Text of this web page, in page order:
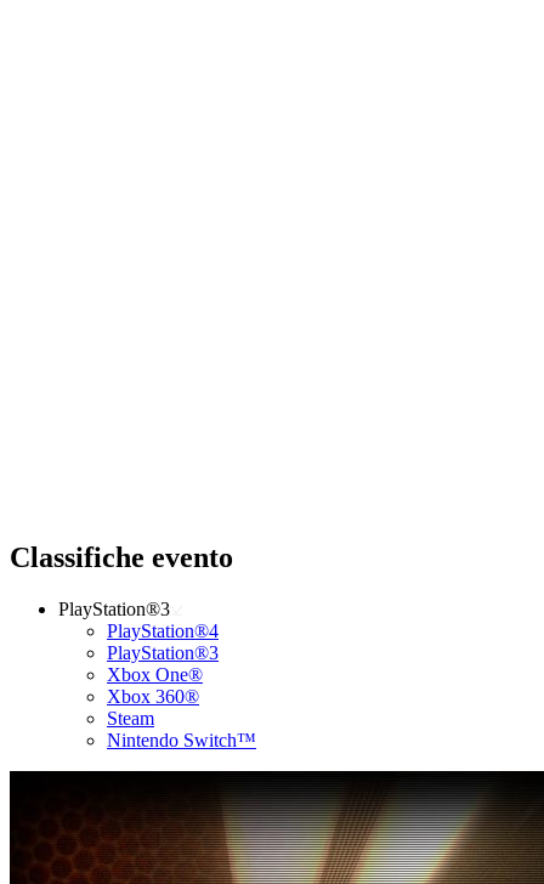
Classifiche evento
PlayStation®3
PlayStation®4
PlayStation®3
Xbox One®
Xbox 360®
Steam
Nintendo Switch™